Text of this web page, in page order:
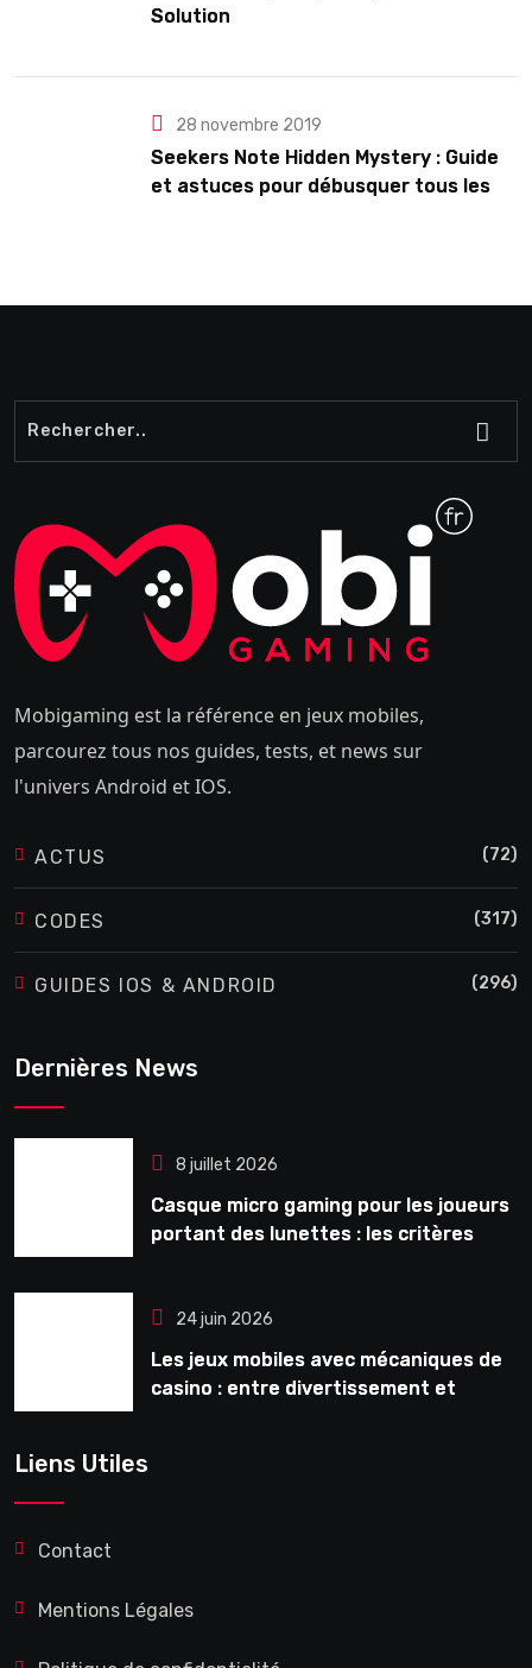
Solution
28 novembre 2019
Seekers Note Hidden Mystery : Guide
et astuces pour débusquer tous les
Mobigaming est la référence en jeux mobiles,
parcourez tous nos guides, tests, et news sur
l'univers Android et IOS.
ACTUS (72)
CODES (317)
GUIDES IOS & ANDROID (296)
Dernières News
8 juillet 2026
Casque micro gaming pour les joueurs
portant des lunettes : les critères
24 juin 2026
Les jeux mobiles avec mécaniques de
casino : entre divertissement et
Liens Utiles
Contact
Mentions Légales